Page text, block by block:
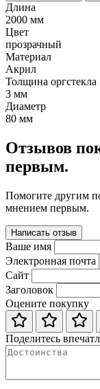
Длина
2000 мм
Цвет
прозрачный
Материал
Акрил
Толщина оргстекла
3 мм
Диаметр
80 мм
Отзывов
первым.
Помогите другим
мнением первым.
Написать отзыв
Ваше имя
Электронная почта
Сайт
Заголовок
Оцените покупку
Поделитесь